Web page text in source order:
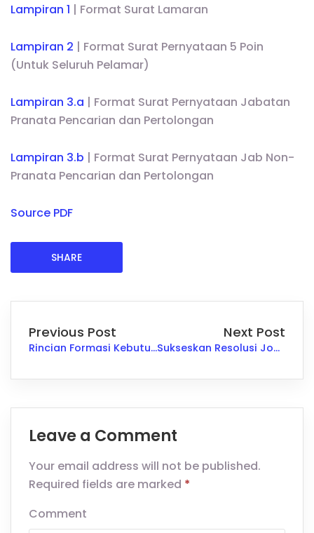
Lampiran 1 | Format Surat Lamaran
Lampiran 2 | Format Surat Pernyataan 5 Poin
(Untuk Seluruh Pelamar)
Lampiran 3.a | Format Surat Pernyataan Jabatan
Pranata Pencarian dan Pertolongan
Lampiran 3.b | Format Surat Pernyataan Jab Non-
Pranata Pencarian dan Pertolongan
Source PDF
SHARE
Previous Post
Rincian Formasi Kebutuhan CPNS di Kementerian PPN/Bappenas Tahun 2024
Next Post
Sukseskan Resolusi Job Seeker di Tahun Baru 2021 dengan Langkah Ini
Leave a Comment
Your email address will not be published.
Required fields are marked *
Comment